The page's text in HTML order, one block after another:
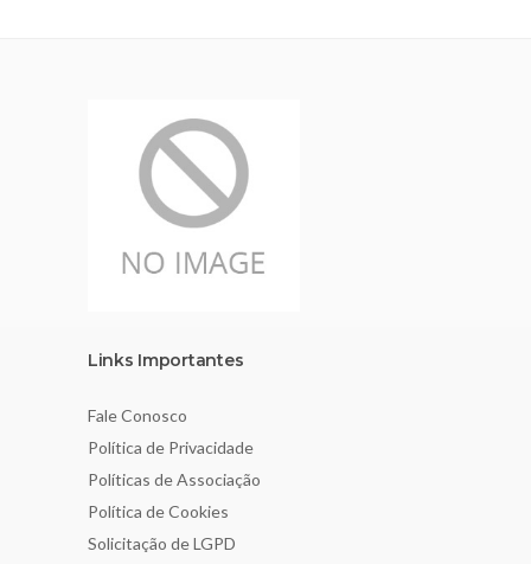
Links Importantes
Fale Conosco
Política de Privacidade
Políticas de Associação
Política de Cookies
Solicitação de LGPD